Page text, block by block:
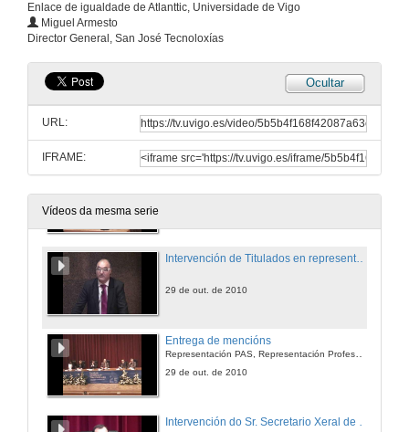
Enlace de igualdade de Atlanttic, Universidade de Vigo
Miguel Armesto
Director General, San José Tecnoloxías
Ocultar
URL:
IFRAME:
Vídeos da mesma serie
29 de out. de 2010
Intervención do Presidente da Real Academia de Ingeniería de España
29 de out. de 2010
Intervención de Titulados en representación do alumnado da ETSET
Intervención de Titulados en representación do alumnado da ETSET
29 de out. de 2010
Entrega de mencións
Representación PAS, Representación Profesorado, Directores da Escola
29 de out. de 2010
Intervención do Sr. Secretario Xeral de Universidades